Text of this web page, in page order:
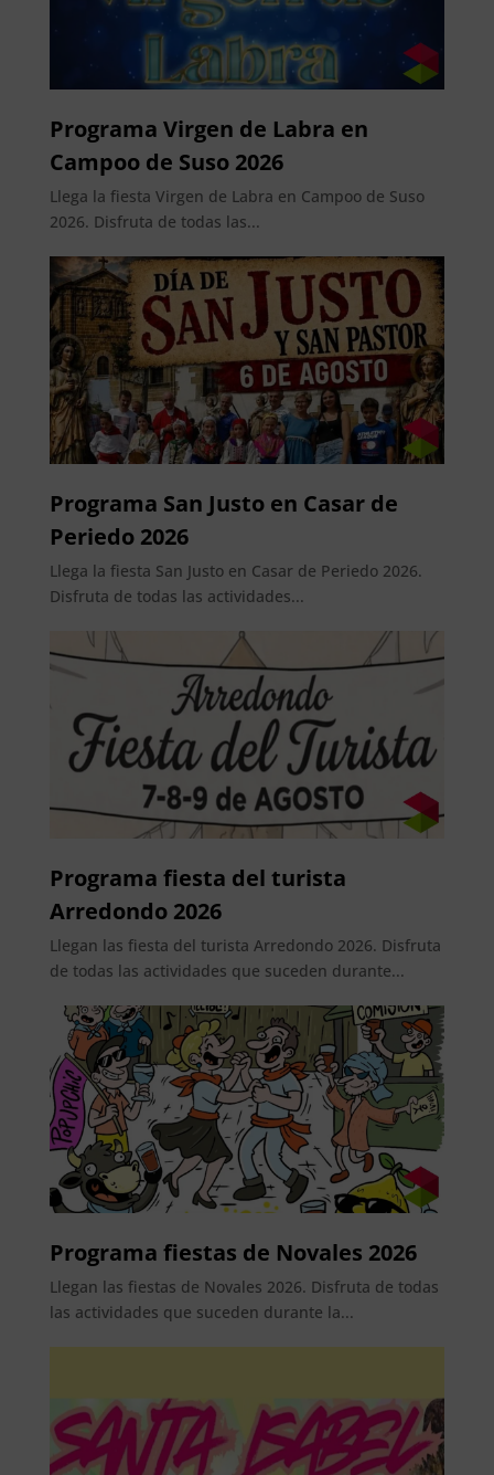
Programa Virgen de Labra en
Campoo de Suso 2026
Llega la fiesta Virgen de Labra en Campoo de Suso
2026. Disfruta de todas las...
Programa San Justo en Casar de
Periedo 2026
Llega la fiesta San Justo en Casar de Periedo 2026.
Disfruta de todas las actividades...
Programa fiesta del turista
Arredondo 2026
Llegan las fiesta del turista Arredondo 2026. Disfruta
de todas las actividades que suceden durante...
Programa fiestas de Novales 2026
Llegan las fiestas de Novales 2026. Disfruta de todas
las actividades que suceden durante la...